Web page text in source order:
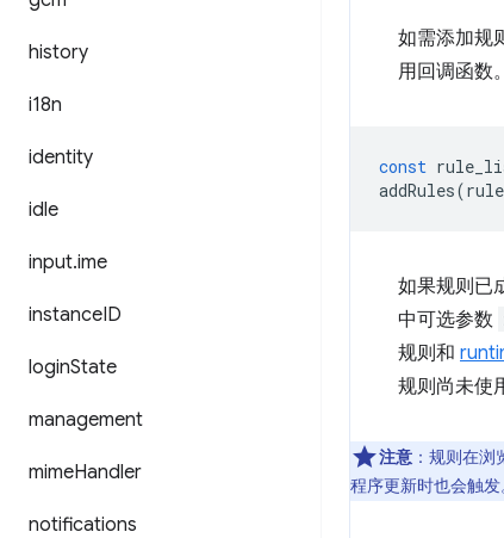
history
i18n
identity
idle
input.ime
instanceID
loginState
management
mimeHandler
notifications
如需添加规
用回调函数。
const
addRules(
如果规则已
中可选参数
规则和
规则尚未使
注意 ：规则在
程序更新时也会触发